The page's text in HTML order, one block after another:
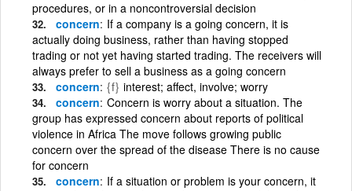
procedures, or in a noncontroversial decision
concern If a company is a going concern, it is
actually doing business, rather than having stopped
trading or not yet having started trading. The receivers will
always prefer to sell a business as a going concern
concern {f} interest; affect, involve; worry
concern Concern is worry about a situation. The
group has expressed concern about reports of political
violence in Africa The move follows growing public
concern over the spread of the disease There is no cause
for concern
concern If a situation or problem is your concern, it